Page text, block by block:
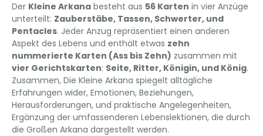
Der Kleine Arkana besteht aus 56 Karten in vier Anzüge
unterteilt: Zauberstäbe, Tassen, Schwerter, und
Pentacles. Jeder Anzug repräsentiert einen anderen
Aspekt des Lebens und enthält etwas zehn
nummerierte Karten (Ass bis Zehn) zusammen mit
vier Gerichtskarten: Seite, Ritter, Königin, und König.
Zusammen, Die Kleine Arkana spiegelt alltägliche
Erfahrungen wider, Emotionen, Beziehungen,
Herausforderungen, und praktische Angelegenheiten,
Ergänzung der umfassenderen Lebenslektionen, die durch
die Großen Arkana dargestellt werden.